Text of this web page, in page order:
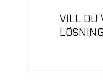
VILL DU